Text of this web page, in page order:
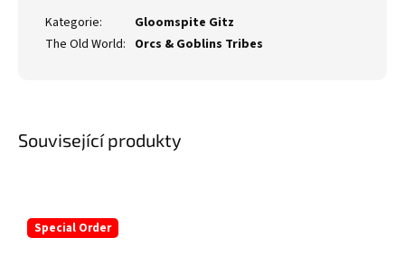
Související produkty
Special Order
Kategorie:
Gloomspite Gitz
The Old World: Orcs & Goblins Tribes